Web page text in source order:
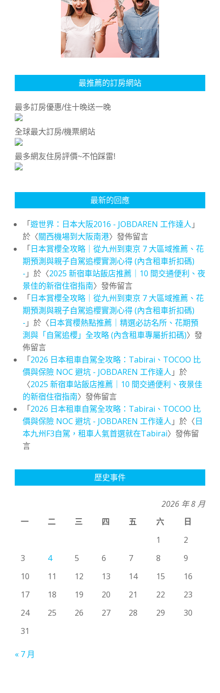
最推薦的訂房網站
最多訂房優惠/住十晚送一晚
全球最大訂房/機票網站
最多網友住房評價~不怕踩雷!
最新的回應
「遊世界：日本大阪2016 - JOBDAREN 工作達人 」
於〈關西機場到大阪南港〉發佈留言
「日本賞櫻全攻略｜從九州到東京 7 大區域推薦、花
期預測與親子自駕追櫻實測心得 (內含租車折扣碼)
- 」於〈2025 新宿車站飯店推薦｜10 間交通便利、夜
景佳的新宿住宿指南〉發佈留言
「日本賞櫻全攻略｜從九州到東京 7 大區域推薦、花
期預測與親子自駕追櫻實測心得 (內含租車折扣碼)
- 」於〈日本賞櫻熱點推薦｜精選必訪名所、花期預
測與「自駕追櫻」全攻略 (內含租車專屬折扣碼)〉發
佈留言
「2026 日本租車自駕全攻略：Tabirai、TOCOO 比
價與保險 NOC 避坑 - JOBDAREN 工作達人 」於
〈2025 新宿車站飯店推薦｜10 間交通便利、夜景佳
的新宿住宿指南〉發佈留言
「2026 日本租車自駕全攻略：Tabirai、TOCOO 比
價與保險 NOC 避坑 - JOBDAREN 工作達人 」於〈日
本九州F3自駕，租車人氣首選就在Tabirai〉發佈留
言
歷史事件
2026 年 8 月
一
二 三 四 五 六
日
1
2
3
4 5 6 7 8
9
10
11 12 13 14 15
16
17
18 19 20 21 22
23
24
25 26 27 28 29
30
31
« 7 月